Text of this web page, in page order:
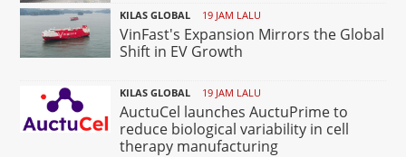
KILAS GLOBAL 19 JAM LALU
VinFast's Expansion Mirrors the Global
Shift in EV Growth
KILAS GLOBAL 19 JAM LALU
AuctuCel launches AuctuPrime to
reduce biological variability in cell
therapy manufacturing